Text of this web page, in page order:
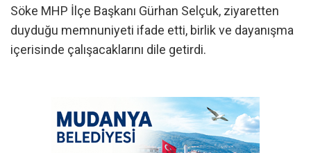
Söke MHP İlçe Başkanı Gürhan Selçuk, ziyaretten
duyduğu memnuniyeti ifade etti, birlik ve dayanışma
içerisinde çalışacaklarını dile getirdi.